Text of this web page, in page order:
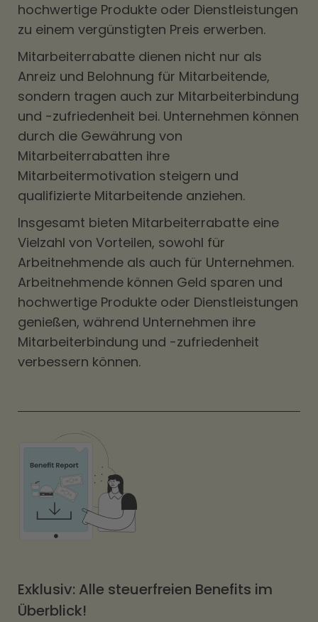
hochwertige Produkte oder Dienstleistungen
zu einem vergünstigten Preis erwerben.
Mitarbeiterrabatte dienen nicht nur als
Anreiz und Belohnung für Mitarbeitende,
sondern tragen auch zur Mitarbeiterbindung
und -zufriedenheit bei. Unternehmen können
durch die Gewährung von
Mitarbeiterrabatten ihre
Mitarbeitermotivation steigern und
qualifizierte Mitarbeitende anziehen.
Insgesamt bieten Mitarbeiterrabatte eine
Vielzahl von Vorteilen, sowohl für
Arbeitnehmende als auch für Unternehmen.
Arbeitnehmende können Geld sparen und
hochwertige Produkte oder Dienstleistungen
genießen, während Unternehmen ihre
Mitarbeiterbindung und -zufriedenheit
verbessern können.
Exklusiv: Alle steuerfreien Benefits im
Überblick!